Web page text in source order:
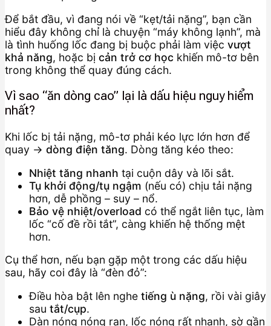
Để bắt đầu, vì đang nói về “kẹt/tải nặng”, bạn cần
hiểu đây không chỉ là chuyện “máy không lạnh”, mà
là tình huống lốc đang bị buộc phải làm việc vượt
khả năng, hoặc bị cản trở cơ học khiến mô-tơ bên
trong không thể quay đúng cách.
Vì sao “ăn dòng cao” lại là dấu hiệu nguy hiểm
nhất?
Khi lốc bị tải nặng, mô-tơ phải kéo lực lớn hơn để
quay → dòng điện tăng. Dòng tăng kéo theo:
Nhiệt tăng nhanh tại cuộn dây và lõi sắt.
Tụ khởi động/tụ ngậm (nếu có) chịu tải nặng
hơn, dễ phồng – suy – nổ.
Bảo vệ nhiệt/overload có thể ngắt liên tục, làm
lốc “cố đề rồi tắt”, càng khiến hệ thống mệt
hơn.
Cụ thể hơn, nếu bạn gặp một trong các dấu hiệu
sau, hãy coi đây là “đèn đỏ”:
Điều hòa bật lên nghe tiếng ù nặng, rồi vài giây
sau tắt/cụp.
Dàn nóng nóng ran, lốc nóng rất nhanh, sờ gần